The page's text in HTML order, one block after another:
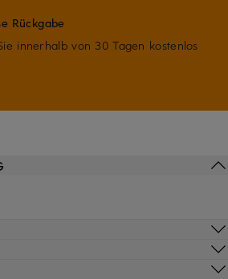
Rückgabe
innerhalb von 30 Tagen kostenlos